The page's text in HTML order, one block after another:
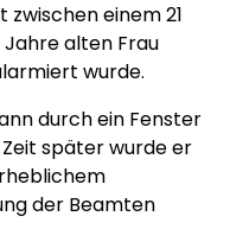
zwischen einem 21
alten Frau
wurde.
durch ein Fenster
später wurde er
der Beamten